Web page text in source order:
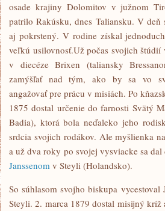
osade krajiny Dolomitov v južnom
patrilo Rakúsku, dnes Taliansku. V
aj pokrstený. V rodine získal
veľkú usilovnosť.Už počas svojich štúdií
v diecéze Brixen (taliansky
zamýšľať nad tým, ako by sa vo
angažovať pre prácu v misiách. Po
1875 dostal určenie do farnosti Svätý
Badia), ktorá bola neďaleko jeho
srdcia svojich rodákov. Ale myšlienka
a už dva roky po svojej vysviacke sa dal
Janssenom v Steyli (Holandsko).
So súhlasom svojho biskupa
Steyli. 2. marca 1879 dostal misijný